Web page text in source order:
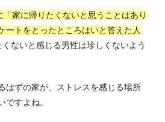
家に帰りたくないと思うことはあり
ートをとったところはいと答えた人
ないと感じる男性は珍しくないよう
はずの家が、ストレスを感じる場所
ですよね。